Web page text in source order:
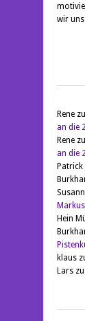
wir
Renezu
an die
Renezu
an die
Patrick
Markus
Hein
klaus
Larszu